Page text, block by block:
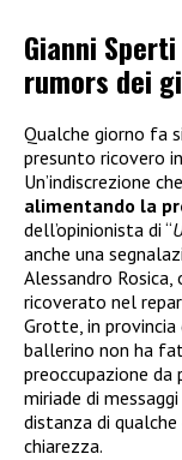
Gianni
rumors dei
Qualche giorno fa
presunto ricovero
Un’indiscrezione
alimentando la
dell’opinionista di “
anche una
Alessandro
ricoverato nel
Grotte, in provincia
ballerino non ha
preoccupazione
miriade di
distanza di
chiarezza.